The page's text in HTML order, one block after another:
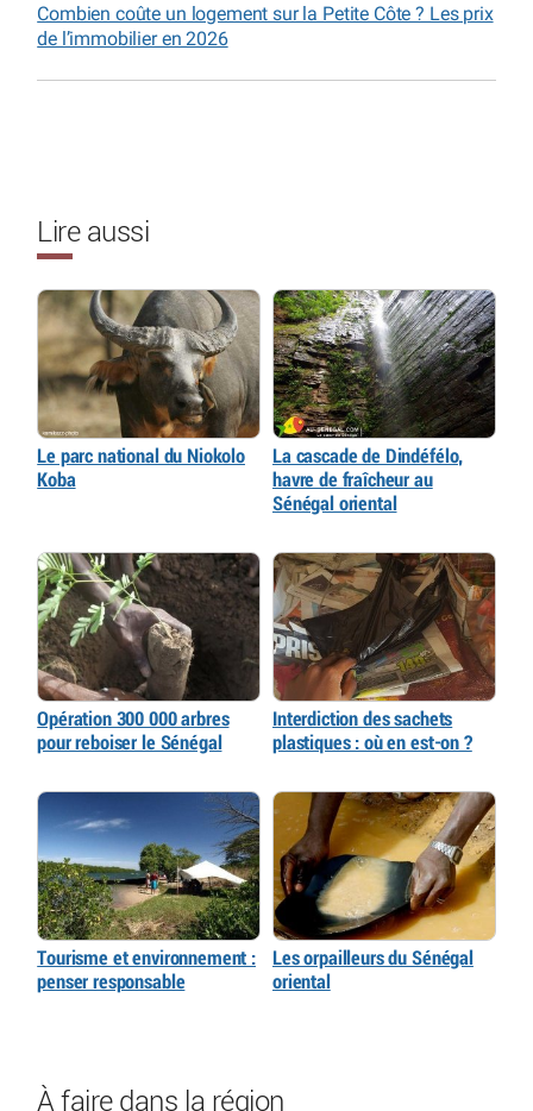
Combien coûte un logement sur la Petite Côte ? Les prix
de l’immobilier en 2026
Lire aussi
Le parc national du Niokolo
Koba
La cascade de Dindéfélo,
havre de fraîcheur au
Sénégal oriental
Opération 300 000 arbres
pour reboiser le Sénégal
Interdiction des sachets
plastiques : où en est-on ?
Tourisme et environnement :
penser responsable
Les orpailleurs du Sénégal
oriental
À faire dans la région